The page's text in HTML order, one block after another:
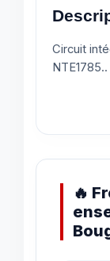
Circuit
NTE1785..
🔥